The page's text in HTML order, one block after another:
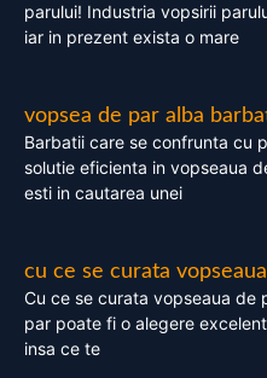
parului! Industria vopsirii
iar in prezent exista o mare
vopsea de par alba
Barbatii care se confrunta cu
solutie eficienta in vopseaua
esti in cautarea unei
cu ce se curata
Cu ce se curata vopseaua de
par poate fi o alegere
insa ce te